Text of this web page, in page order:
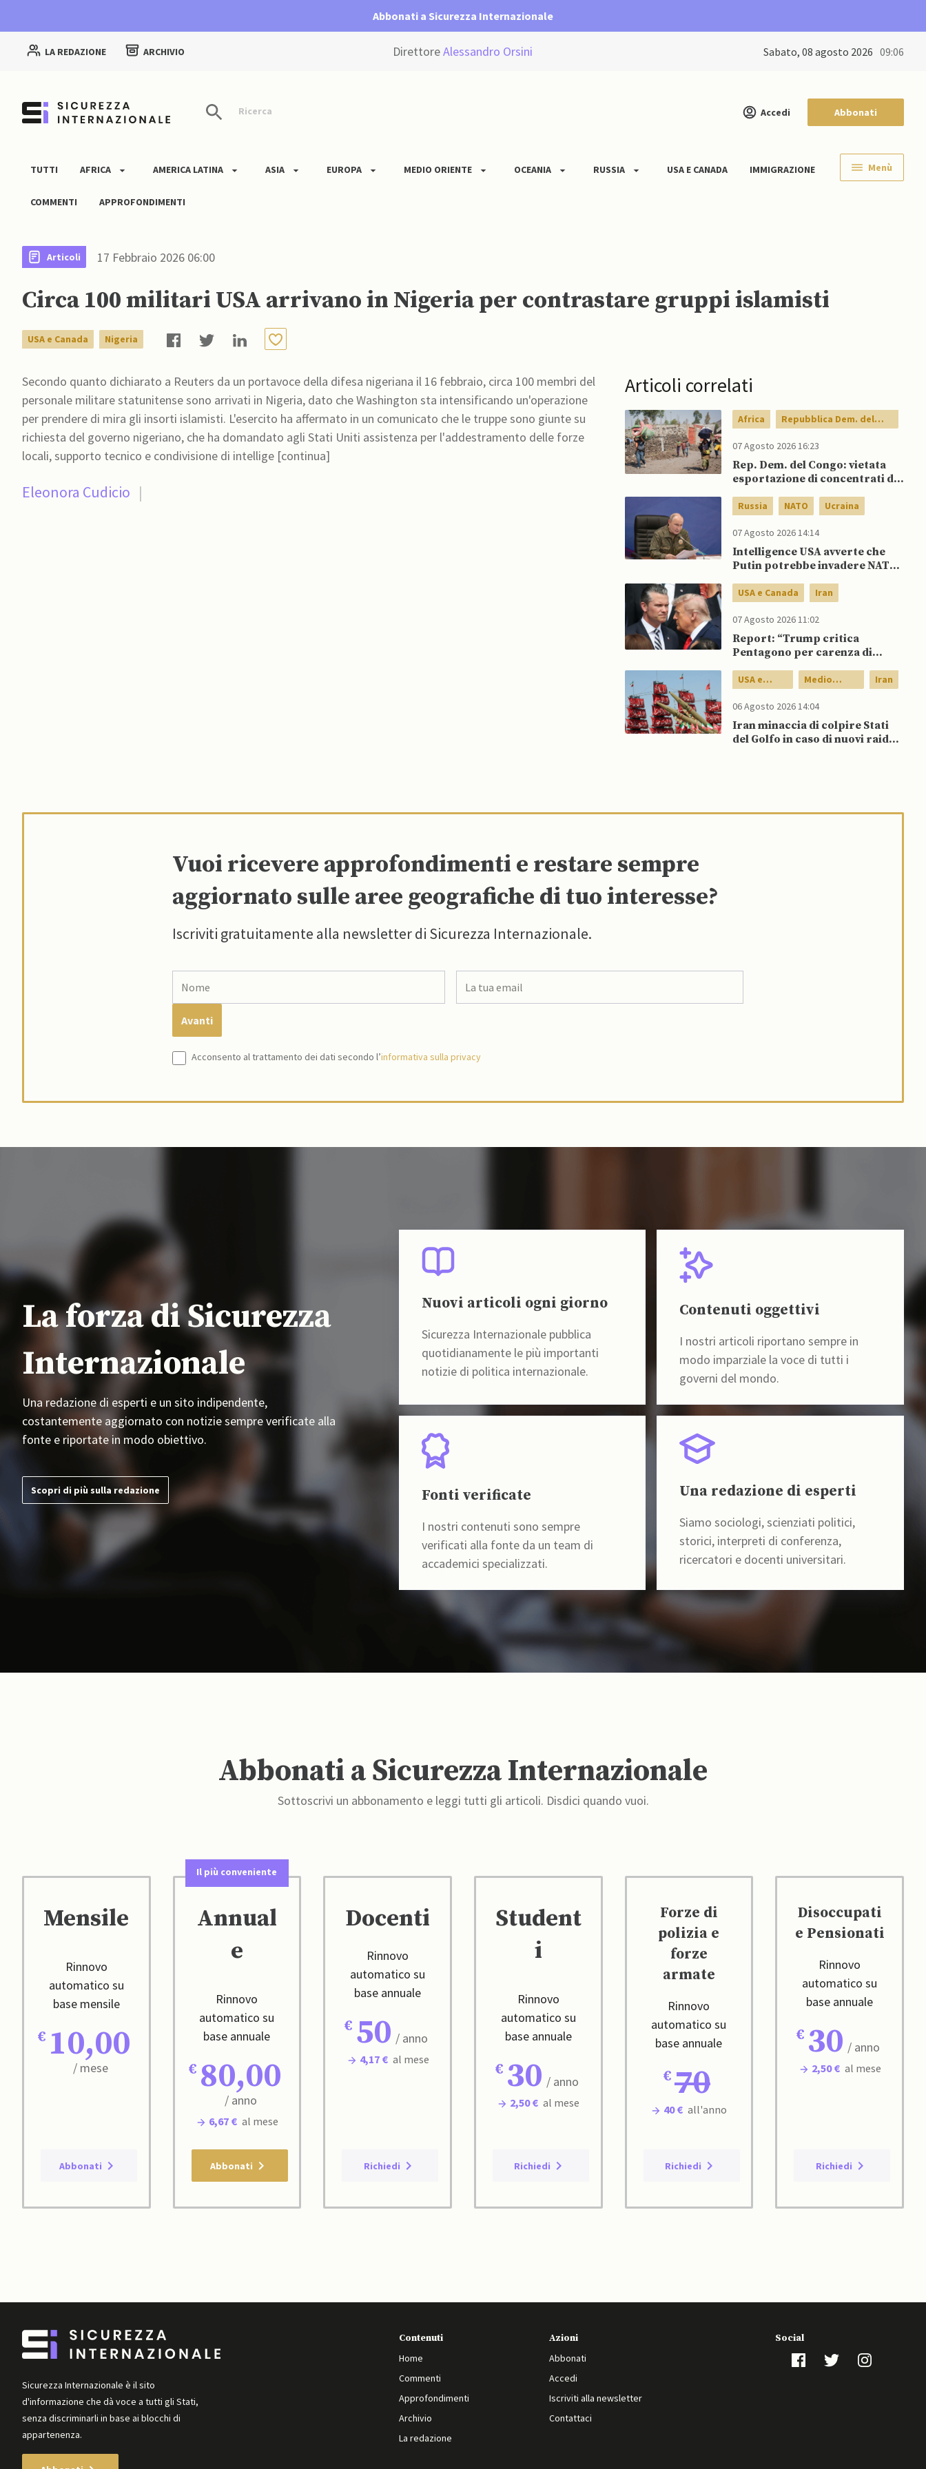
Abbonati a Sicurezza Internazionale
LA REDAZIONE ARCHIVIO DirettoreAlessandro Orsini sabato, 08 agosto 2026 09:06
Ricerca Accedi Abbonati
TUTTI AFRICA AMERICA LATINA ASIA EUROPA MEDIO ORIENTE OCEANIA RUSSIA USA E CANADA IMMIGRAZIONE
COMMENTI APPROFONDIMENTI
Menù
Articoli 17 Febbraio 2026 06:00
Circa 100 militari USA arrivano in Nigeria per contrastare gruppi islamisti
USA e Canada Nigeria
Secondo quanto dichiarato a Reuters da un portavoce della difesa nigeriana il 16 febbraio, circa 100 membri del
personale militare statunitense sono arrivati in Nigeria, dato che Washington sta intensificando un'operazione
per prendere di mira gli insorti islamisti. L'esercito ha affermato in un comunicato che le truppe sono giunte su
richiesta del governo nigeriano, che ha domandato agli Stati Uniti assistenza per l'addestramento delle forze
locali, supporto tecnico e condivisione di intellige [continua]
Eleonora Cudicio |
Articoli correlati
Africa
Repubblica Dem. del
Congo
07 Agosto 2026 16:23
Rep. Dem. del Congo: vietata
esportazione di concentrati di
Russia NATO Ucraina
07 Agosto 2026 14:14
Intelligence USA avverte che
Putin potrebbe invadere NATO
Ucraina
USA e Canada Iran
07 Agosto 2026 11:02
Report: “Trump critica
Pentagono per carenza di
USA e
Canada
Medio
Oriente
Iran
06 Agosto 2026 14:04
Iran minaccia di colpire Stati
del Golfo in caso di nuovi raid
Vuoi ricevere approfondimenti e restare sempre
aggiornato sulle aree geografiche di tuo interesse?
Iscriviti gratuitamente alla newsletter di Sicurezza Internazionale.
Acconsento al trattamento dei dati secondo l’informativa sulla privacy
La forza di Sicurezza
Internazionale
Una redazione di esperti e un sito indipendente,
costantemente aggiornato con notizie sempre verificate alla
fonte e riportate in modo obiettivo.
Scopri di più sulla redazione
Nuovi articoli ogni giorno
Sicurezza Internazionale pubblica
quotidianamente le più importanti
notizie di politica internazionale.
Contenuti oggettivi
I nostri articoli riportano sempre in
modo imparziale la voce di tutti i
governi del mondo.
Fonti verificate
I nostri contenuti sono sempre
verificati alla fonte da un team di
accademici specializzati.
Una redazione di esperti
Siamo sociologi, scienziati politici,
storici, interpreti di conferenza,
ricercatori e docenti universitari.
Abbonati a Sicurezza Internazionale
Sottoscrivi un abbonamento e leggi tutti gli articoli. Disdici quando vuoi.
Mensile
Rinnovo
automatico su
base mensile
10,00
/ mese
Abbonati
Il più conveniente
Annual
e
Rinnovo
automatico su
base annuale
80,00
/ anno
6,67 € al mese
Abbonati
Docenti
Rinnovo
automatico su
base annuale
50 / anno
4,17 € al mese
Richiedi
Student
i
Rinnovo
automatico su
base annuale
30 / anno
2,50 € al mese
Richiedi
Forze di
polizia e
forze
armate
Rinnovo
automatico su
base annuale
70
40 € all'anno
Richiedi
Disoccupati
e Pensionati
Rinnovo
automatico su
base annuale
30 / anno
2,50 € al mese
Richiedi
Sicurezza Internazionale è il sito
d'informazione che dà voce a tutti gli Stati,
senza discriminarli in base ai blocchi di
appartenenza.
Contenuti
Home
Commenti
Approfondimenti
Archivio
La redazione
Azioni
Abbonati
Accedi
Iscriviti alla newsletter
Contattaci
Social